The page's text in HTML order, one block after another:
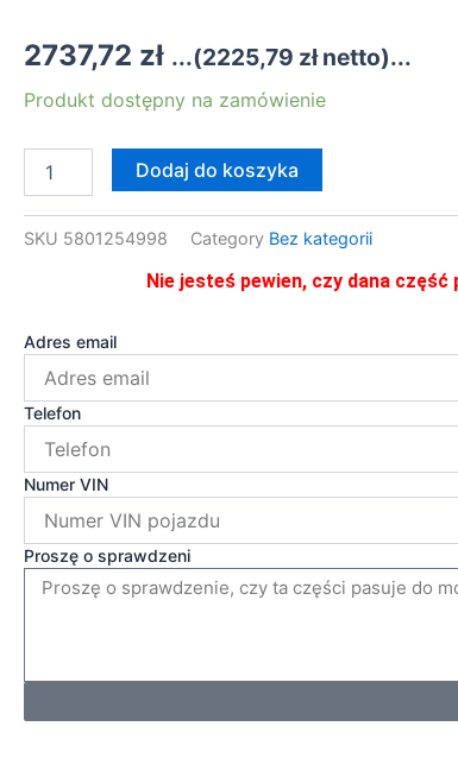
2737,72 zł ...(2225,79 złnetto)...
Produkt dostępny na zamówienie
ilość
STERUĄCA
Dodaj do koszyka
SKU 5801254998 Category Bez kategorii
Nie jesteś pewien, czy dana
Adres email
Telefon
Numer VIN
Proszę o sprawdzeni